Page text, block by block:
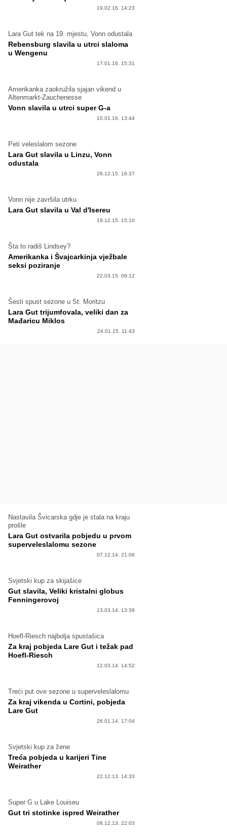
19.02.16. 14:23
Lara Gut tek na 19. mjestu, Vonn odustala
Rebensburg slavila u utrci slaloma
u Wengenu
17.01.16. 15:31
Amerikanka zaokružila sjajan vikend u
Altenmarkt-Zauchenesse
Vonn slavila u utrci super G-a
10.01.16. 13:44
Peti veleslalom sezone
Lara Gut slavila u Linzu, Vonn
odustala
28.12.15. 16:37
Vonn nije završila utrku
Lara Gut slavila u Val d'Isereu
19.12.15. 15:10
Šta to radiš Lindsey?
Amerikanka i Švajcarkinja vježbale
seksi poziranje
22.03.15. 09:12
Šesti spust sezone u St. Moritzu
Lara Gut trijumfovala, veliki dan za
Mađaricu Miklos
24.01.15. 11:43
Nastavila Švicarska gdje je stala na kraju
prošle
Lara Gut ostvarila pobjedu u prvom
superveleslalomu sezone
07.12.14. 21:06
Svjetski kup za skijašice
Gut slavila, Veliki kristalni globus
Fenningerovoj
13.03.14. 13:39
Hoefl-Riesch najbolja spustašica
Za kraj pobjeda Lare Gut i težak pad
Hoefl-Riesch
12.03.14. 14:52
Treći put ove sezone u superveleslalomu
Za kraj vikenda u Cortini, pobjeda
Lare Gut
26.01.14. 17:04
Svjetski kup za žene
Treća pobjeda u karijeri Tine
Weirather
22.12.13. 14:33
Super G u Lake Louiseu
Gut tri stotinke ispred Weirather
08.12.13. 22:03